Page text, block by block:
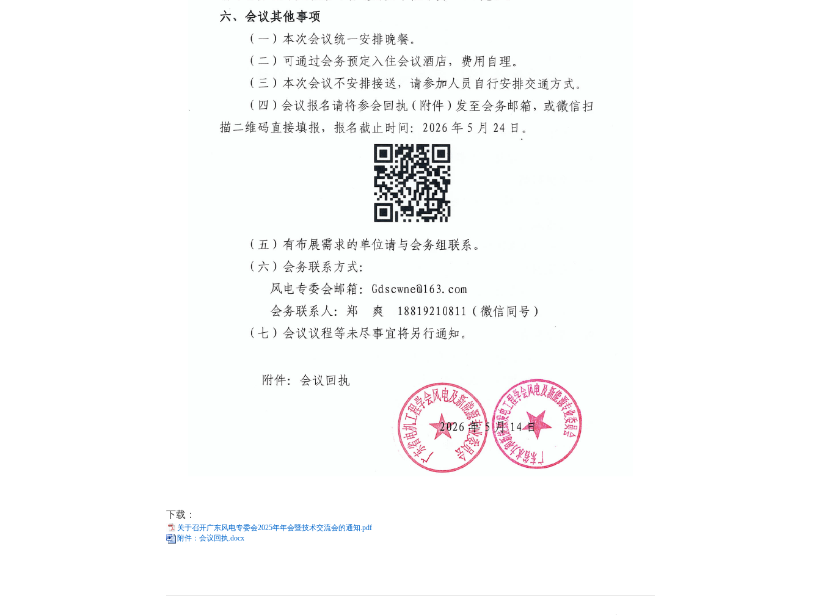
下载：
关于召开广东风电专委会2025年年会暨技术交流会的通知.pdf
附件：会议回执.docx